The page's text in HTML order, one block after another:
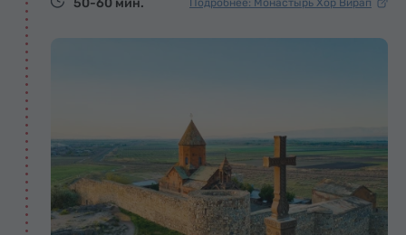
Подробнее: Монастырь Хор Вирап